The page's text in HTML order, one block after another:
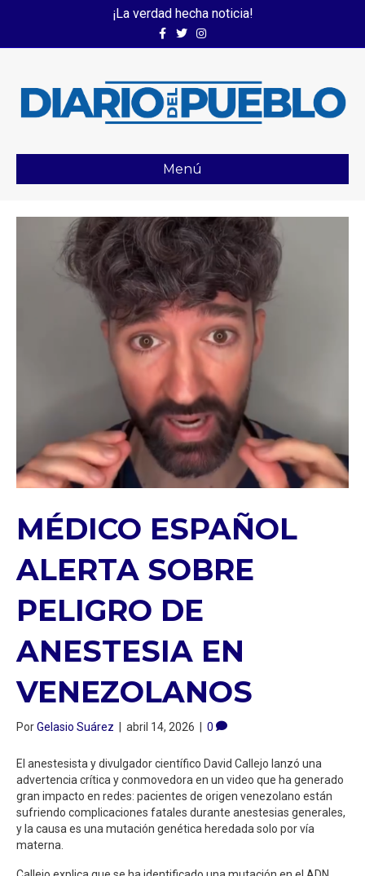
¡La verdad hecha noticia!
FacebookTwitterInstagram
Menú
MÉDICO ESPAÑOL
ALERTA SOBRE
PELIGRO DE
ANESTESIA EN
VENEZOLANOS
PorGelasio Suárez abril 14, 2026 0
El anestesista y divulgador científico David Callejo lanzó una
advertencia crítica y conmovedora en un video que ha generado
gran impacto en redes: pacientes de origen venezolano están
sufriendo complicaciones fatales durante anestesias generales,
y la causa es una mutación genética heredada solo por vía
materna.